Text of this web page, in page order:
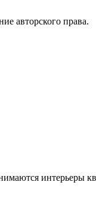
авторского права.
интерьеры